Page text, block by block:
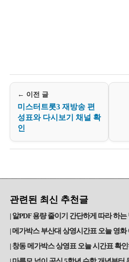
← 이전 글
미스터트롯3 재방송 편
성표와 다시보기 채널 확
인
관련된 최신 추천글
알PDF 용량 줄이기 간단하게 따라 하는
메가박스 부산대 상영시간표 오늘 영화
창동 메가박스 상영표 오늘 시간표 확